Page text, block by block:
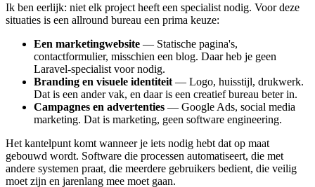
Ik ben eerlijk: niet elk project heeft een specialist nodig. Voor deze
situaties is een allround bureau een prima keuze:
Een marketingwebsite — Statische pagina's,
contactformulier, misschien een blog. Daar heb je geen
Laravel-specialist voor nodig.
Branding en visuele identiteit — Logo, huisstijl, drukwerk.
Dat is een ander vak, en daar is een creatief bureau beter in.
Campagnes en advertenties — Google Ads, social media
marketing. Dat is marketing, geen software engineering.
Het kantelpunt komt wanneer je iets nodig hebt dat op maat
gebouwd wordt. Software die processen automatiseert, die met
andere systemen praat, die meerdere gebruikers bedient, die veilig
moet zijn en jarenlang mee moet gaan.